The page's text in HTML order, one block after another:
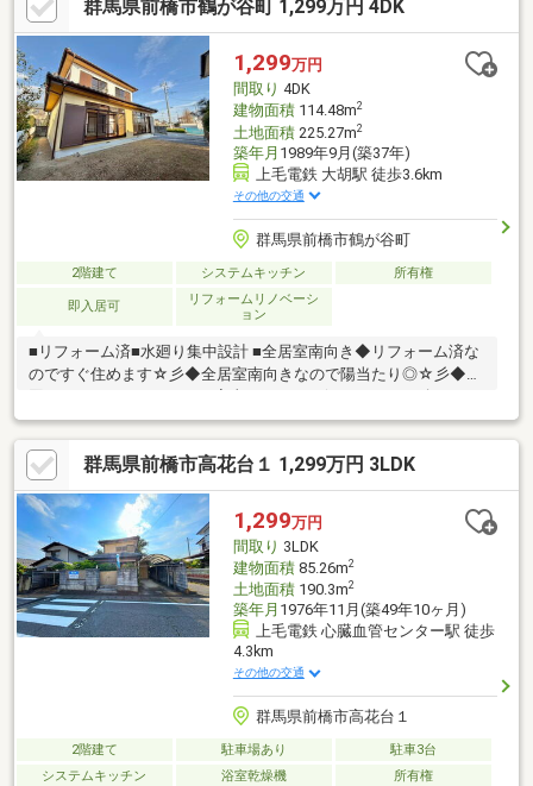
遣、契約社員の方等ローン実績多数ございます！お問い合わせは
青いバナーから♪ご見学予約は0120-302-082【通話無料】まで！
群馬県前橋市鶴が谷町 1,299万円 4DK
1,299万円
間取り 4DK
建物面積114.48m2
土地面積225.27m2
築年月 1989年9月(築37年)
上毛電鉄 大胡駅 徒歩3.6km
その他の交通
群馬県前橋市鶴が谷町
2階建て システムキッチン 所有権
即入居可
リフォームリノベーシ
ョン
■リフォーム済■水廻り集中設計 ■全居室南向き◆リフォーム済な
のですぐ住めます☆彡◆全居室南向きなので陽当たり◎☆彡◆水
は、コアライブにご相談ください！■自己資金０円から住宅購入
できます!■他社様でご紹介されている物件も一緒にご提案できま
す。■他社様や過去にローンお断りされた方。ローンに自信あり
ます。■平日のご見学希望大歓迎です。ご見学予約は0120-919-
727【通話料無料】までお気軽にお電話ください。スマートフォ
ンの方は青いバナーより、お問い合わせいただけます。
群馬県前橋市高花台１ 1,299万円 3LDK
1,299万円
間取り 3LDK
建物面積85.26m2
土地面積190.3m2
築年月 1976年11月(築49年10ヶ月)
上毛電鉄 心臓血管センター駅 徒歩
4.3km
その他の交通
群馬県前橋市高花台１
2階建て 駐車場あり
駐車3台
システムキッチン
浴室乾燥機 所有権